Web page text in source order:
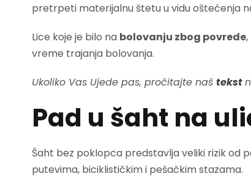
pretrpeti materijalnu štetu u vidu oštećenja
Lice koje je bilo na bolovanju zbog povrede
vreme trajanja bolovanja.
Ukoliko Vas Ujede pas, pročitajte naš tekst
Pad u šaht na
Šaht bez poklopca predstavlja veliki rizik od
putevima, biciklističkim i pešačkim stazama.